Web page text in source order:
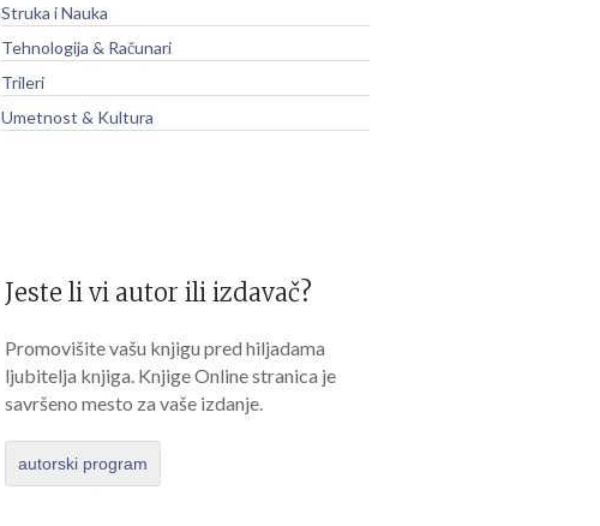
Struka i Nauka
Tehnologija & Računari
Trileri
Umetnost & Kultura
Jeste li vi autor ili izdavač?
Promovišite vašu knjigu pred hiljadama
ljubitelja knjiga. Knjige Online stranica je
savršeno mesto za vaše izdanje.
autorski program